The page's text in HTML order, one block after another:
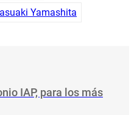
Yamashita
IAP, para los más